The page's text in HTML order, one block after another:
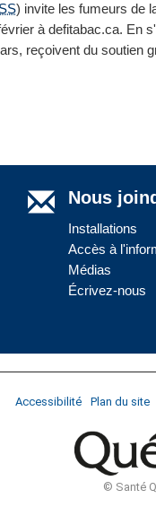
) invite les fumeurs de
à defitabac.ca. En
reçoivent du soutien
Nous
Installations
Accès à
Médias
Écrivez-nous
Accessibilité Plan du site
© Santé